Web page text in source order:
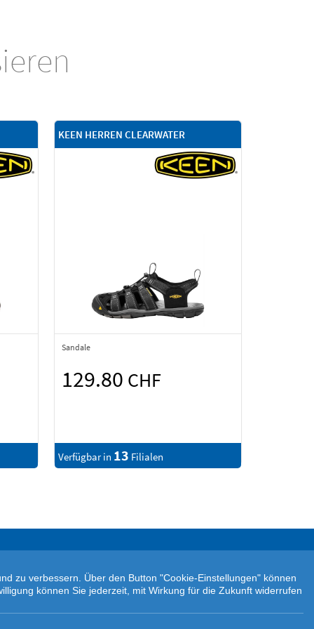
KEEN HERREN CLEARWATER
Sandale
129.80 CHF
Verfügbar in 13 Filialen
zu verbessern. Über den Button "Cookie-Einstellungen" können
können Sie jederzeit, mit Wirkung für die Zukunft widerrufen